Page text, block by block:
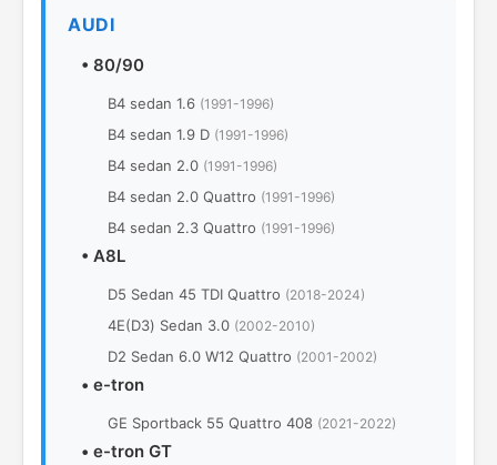
AUDI
• 80/90
B4 sedan 1.6 (1991-1996)
B4 sedan 1.9 D (1991-1996)
B4 sedan 2.0 (1991-1996)
B4 sedan 2.0 Quattro (1991-1996)
B4 sedan 2.3 Quattro (1991-1996)
• A8L
D5 Sedan 45 TDI Quattro (2018-2024)
4Е(D3) Sedan 3.0 (2002-2010)
D2 Sedan 6.0 W12 Quattro (2001-2002)
• e-tron
GE Sportback 55 Quattro 408 (2021-2022)
• e-tron GT